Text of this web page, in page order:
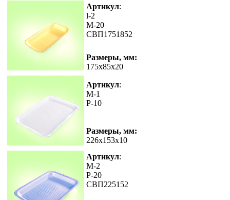
Артикул:
l-2
М-20
СВП1751852
Размеры, мм:
175x85x20
Артикул:
M-1
Р-10
Размеры, мм:
226x153x10
Артикул:
M-2
Р-20
СВП225152